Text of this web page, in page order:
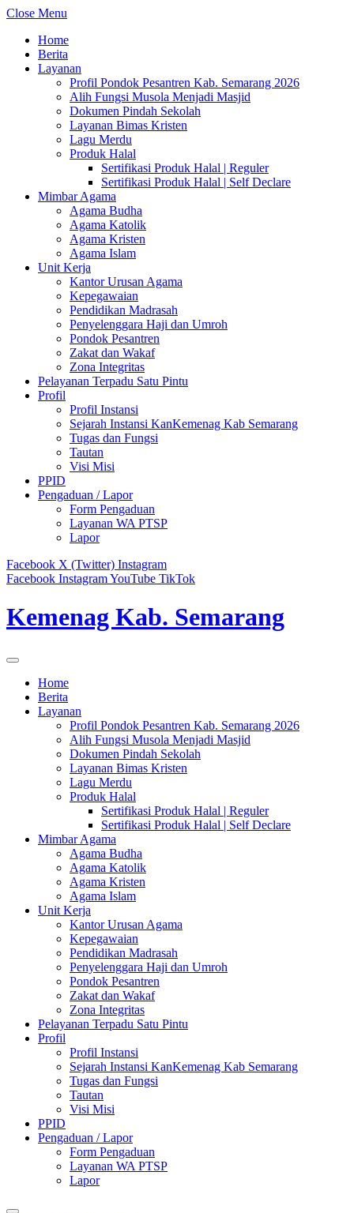
Close Menu
Home
Berita
Layanan
Profil Pondok Pesantren Kab. Semarang 2026
Alih Fungsi Musola Menjadi Masjid
Dokumen Pindah Sekolah
Layanan Bimas Kristen
Lagu Merdu
Produk Halal
Sertifikasi Produk Halal | Reguler
Sertifikasi Produk Halal | Self Declare
Mimbar Agama
Agama Budha
Agama Katolik
Agama Kristen
Agama Islam
Unit Kerja
Kantor Urusan Agama
Kepegawaian
Pendidikan Madrasah
Penyelenggara Haji dan Umroh
Pondok Pesantren
Zakat dan Wakaf
Zona Integritas
Pelayanan Terpadu Satu Pintu
Profil
Profil Instansi
Sejarah Instansi KanKemenag Kab Semarang
Tugas dan Fungsi
Tautan
Visi Misi
PPID
Pengaduan / Lapor
Form Pengaduan
Layanan WA PTSP
Lapor
Facebook X (Twitter) Instagram
Facebook InstagramYouTube TikTok
Kemenag Kab. Semarang
Home
Berita
Layanan
Profil Pondok Pesantren Kab. Semarang 2026
Alih Fungsi Musola Menjadi Masjid
Dokumen Pindah Sekolah
Layanan Bimas Kristen
Lagu Merdu
Produk Halal
Sertifikasi Produk Halal | Reguler
Sertifikasi Produk Halal | Self Declare
Mimbar Agama
Agama Budha
Agama Katolik
Agama Kristen
Agama Islam
Unit Kerja
Kantor Urusan Agama
Kepegawaian
Pendidikan Madrasah
Penyelenggara Haji dan Umroh
Pondok Pesantren
Zakat dan Wakaf
Zona Integritas
Pelayanan Terpadu Satu Pintu
Profil
Profil Instansi
Sejarah Instansi KanKemenag Kab Semarang
Tugas dan Fungsi
Tautan
Visi Misi
PPID
Pengaduan / Lapor
Form Pengaduan
Layanan WA PTSP
Lapor